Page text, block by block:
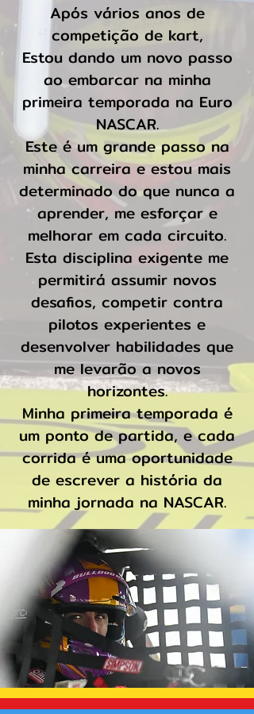
Após vários anos de
competição de kart,
Estou dando um novo passo
ao embarcar na minha
primeira temporada na Euro
NASCAR.
Este é um grande passo na
minha carreira e estou mais
determinado do que nunca a
aprender, me esforçar e
melhorar em cada circuito.
Esta disciplina exigente me
permitirá assumir novos
desafios, competir contra
pilotos experientes e
desenvolver habilidades que
me levarão a novos
horizontes.
Minha primeira temporada é
um ponto de partida, e cada
corrida é uma oportunidade
de escrever a história da
minha jornada na NASCAR.